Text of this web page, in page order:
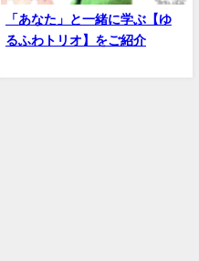
「あなた」と一緒に学ぶ【ゆ
るふわトリオ】をご紹介